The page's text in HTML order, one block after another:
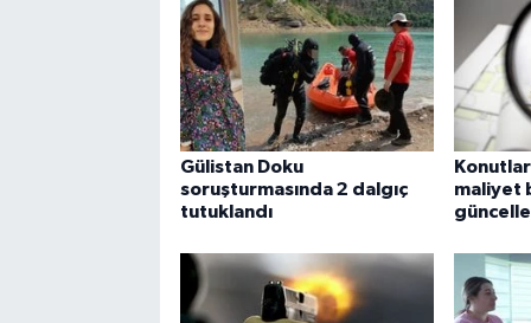
Gülistan Doku
soruşturmasında 2 dalgıç
tutuklandı
maliyet